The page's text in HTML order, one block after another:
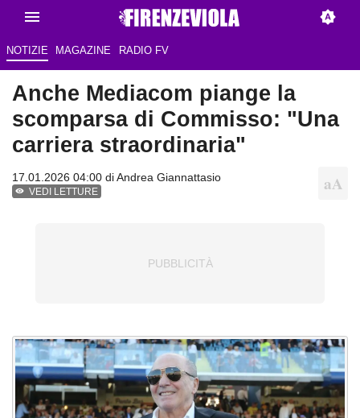
NOTIZIE MAGAZINE RADIO FV
Anche Mediacom piange la
scomparsa di Commisso: "Una
carriera straordinaria"
17.01.2026 04:00 diAndrea Giannattasio
VEDI LETTURE